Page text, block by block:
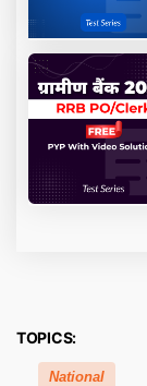
TOPICS:
National